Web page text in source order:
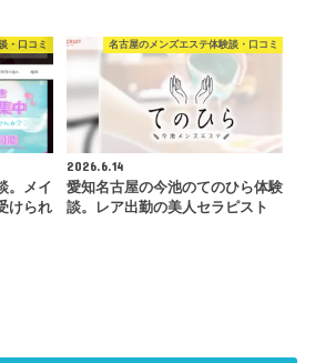
・口コミ
。メイ
けられ
名古屋のメンズエステ体験談・口コミ
2026.6.14
愛知名古屋の今池のてのひら体験
談。レア出勤の美人セラピスト